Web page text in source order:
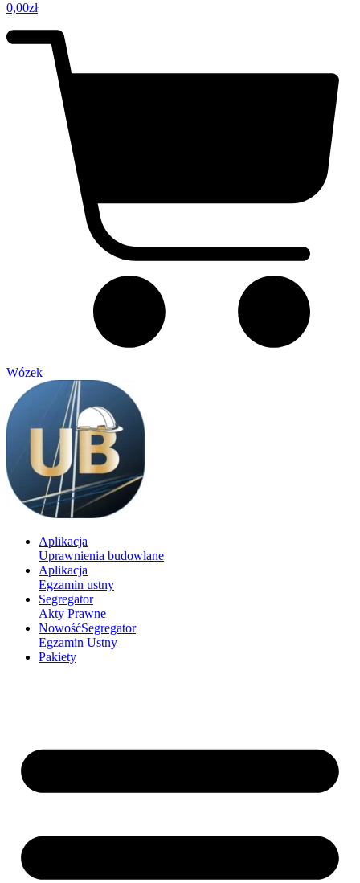
0,00zł
Wózek
Aplikacja
Uprawnienia budowlane
Aplikacja
Egzamin ustny
Segregator
Akty Prawne
NowośćSegregator
Egzamin Ustny
Pakiety